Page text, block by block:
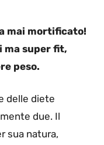
mai mortificato!
ma super fit,
peso.
delle diete
due. Il
sua natura,